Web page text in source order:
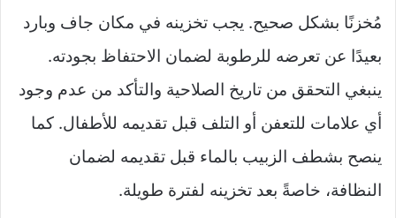
مُخزنًا بشكل صحيح. يجب تخزينه في مكان جاف وبارد
بعيدًا عن تعرضه للرطوبة لضمان الاحتفاظ بجودته.
ينبغي التحقق من تاريخ الصلاحية والتأكد من عدم وجود
أي علامات للتعفن أو التلف قبل تقديمه للأطفال. كما
ينصح بشطف الزبيب بالماء قبل تقديمه لضمان
النظافة، خاصةً بعد تخزينه لفترة طويلة.